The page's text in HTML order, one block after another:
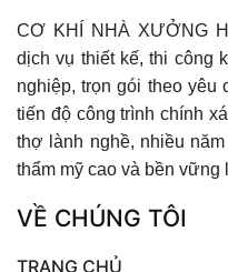
CƠ KHÍ NHÀ XƯỞNG
dịch vụ thiết kế, thi công
nghiệp, trọn gói theo yêu
tiến độ công trình chính
thợ lành nghề, nhiều
thẩm mỹ cao và bền vững
VỀ CHÚNG TÔI
TRANG CHỦ